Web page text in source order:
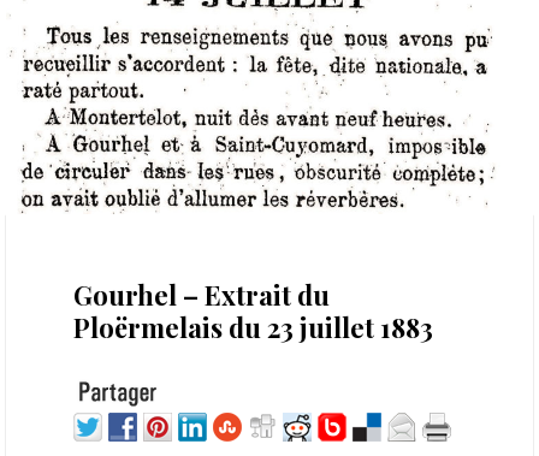
Gourhel – Extrait du
Ploërmelais du 23 juillet 1883